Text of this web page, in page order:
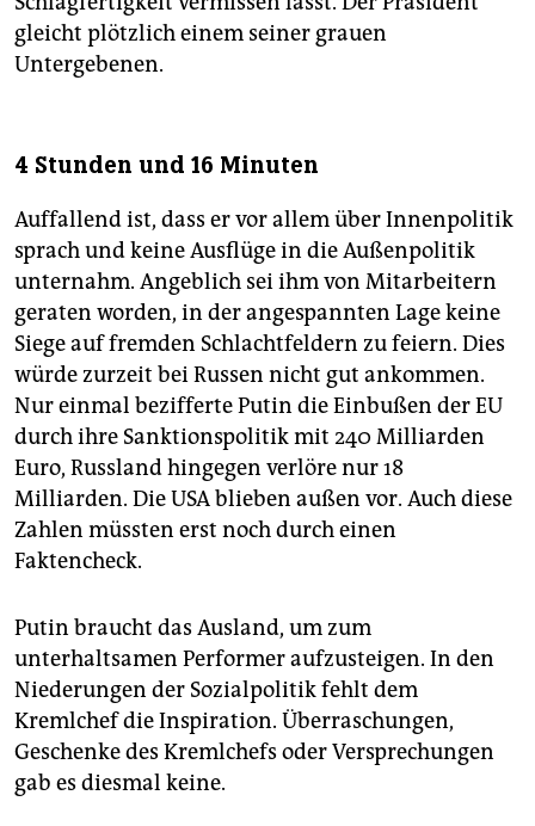
gleicht plötzlich einem seiner grauen
Untergebenen.
4 Stunden und 16 Minuten
Auffallend ist, dass er vor allem über Innenpolitik
sprach und keine Ausflüge in die Außen­politik
unternahm. Angeblich sei ihm von Mitarbeitern
geraten worden, in der angespannten Lage keine
Siege auf fremden Schlachtfeldern zu feiern. Dies
würde zurzeit bei Russen nicht gut ankommen.
Nur einmal bezifferte Putin die Einbußen der EU
durch ihre Sanktionspolitik mit 240 Milliarden
Euro, Russland hingegen verlöre nur 18
Milliarden. Die USA blieben außen vor. Auch diese
Zahlen müssten erst noch durch einen
Faktencheck.
Putin braucht das Ausland, um zum
unterhaltsamen Performer aufzusteigen. In den
Niederungen der Sozialpolitik fehlt dem
Kremlchef die Inspiration. Überraschungen,
Geschenke des Kremlchefs oder Versprechungen
gab es diesmal keine.